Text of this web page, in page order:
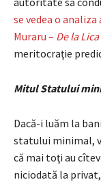
se vedea o
Muraru – De la
meritocraţie
Mitul Statului
Dacă-i luăm la
statului minimal,
că mai toţi au
niciodată la